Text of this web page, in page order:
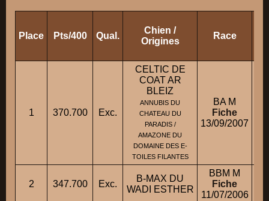
Place Pts/400 Qual.
Chien /
Origines
Race
1 370.700 Exc.
CELTIC DE
COAT AR
BLEIZ
ANNUBIS DU
CHATEAU DU
PARADIS /
AMAZONE DU
DOMAINE DES E-
TOILES FILANTES
BA M
Fiche
13/09/2007
2 347.700 Exc.
B-MAX DU
WADI ESTHER
BBM M
Fiche
11/07/2006